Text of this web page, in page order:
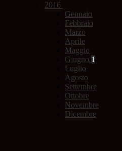
2016
Gennaio
Febbraio
Marzo
Aprile
Maggio
Giugno 1
Luglio
Agosto
Settembre
Ottobre
Novembre
Dicembre